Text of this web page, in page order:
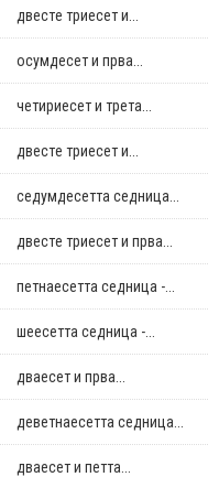
двестe триесет и...
осумдесет и прва...
четириесет и трета...
двестe триесет и...
седумдесетта седница...
двестe триесет и прва...
петнаесетта седница -...
шеесетта седница -...
дваесет и прва...
деветнаесетта седница...
дваесет и петта...